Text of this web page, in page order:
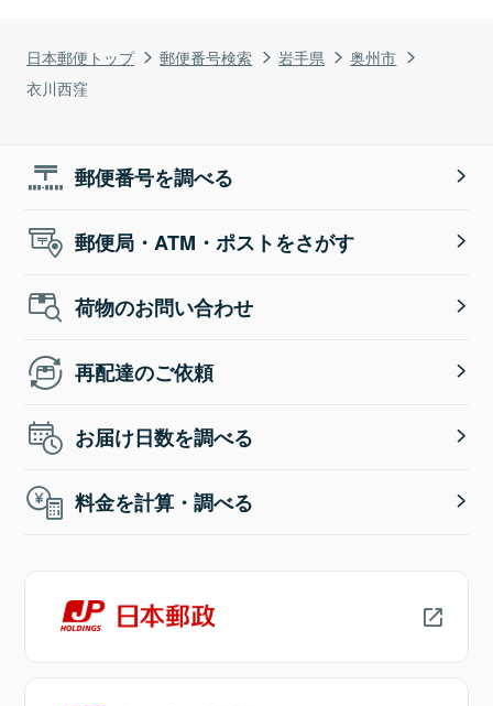
日本郵便トップ 郵便番号検索 岩手県
奥州市
衣川西窪
郵便番号を調べる
郵便局・ATM・ポストをさがす
荷物のお問い合わせ
再配達のご依頼
お届け日数を調べる
料金を計算・調べる